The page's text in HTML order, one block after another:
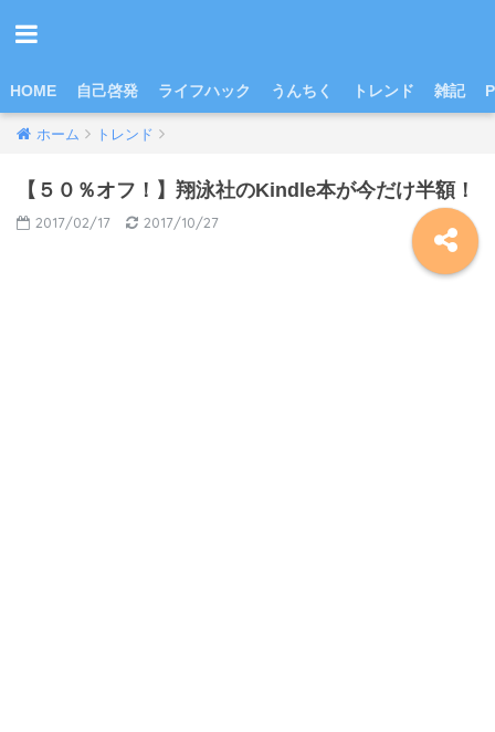
HOME 自己啓発 ライフハック うんちく トレンド 雑記
ホーム トレンド
【５０％オフ！】翔泳社のKindle本が今だけ半額！
2017/02/17 2017/10/27